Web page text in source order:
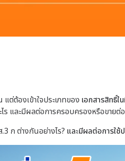
ต่ต้องเข้าใจประเภทของ เอกสารสิทธิ์ใ
และมีผลต่อการครอบครองหรือขายต่อ
ก ต่างกันอย่างไร? และมีผลต่อการใช้